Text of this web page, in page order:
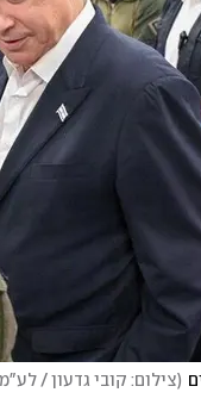
(צילום: קובי גדעון / לע"מ